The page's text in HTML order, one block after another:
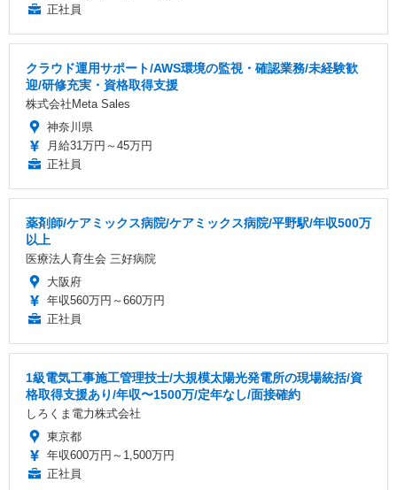
正社員
クラウド運用サポート/AWS環境の監視・確認業務/未経験歓
迎/研修充実・資格取得支援
株式会社Meta Sales
神奈川県
月給31万円～45万円
正社員
薬剤師/ケアミックス病院/ケアミックス病院/平野駅/年収500万
以上
医療法人育生会 三好病院
大阪府
年収560万円～660万円
正社員
1級電気工事施工管理技士/大規模太陽光発電所の現場統括/資
格取得支援あり/年収〜1500万/定年なし/面接確約
しろくま電力株式会社
東京都
年収600万円～1,500万円
正社員